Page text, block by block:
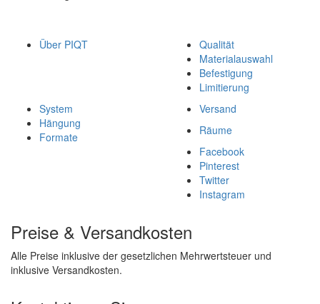
Über PIQT
Qualität
Materialauswahl
Befestigung
Limitierung
System
Hängung
Formate
Versand
Räume
Facebook
Pinterest
Twitter
Instagram
Preise & Versandkosten
Alle Preise inklusive der gesetzlichen Mehrwertsteuer und
inklusive Versandkosten.